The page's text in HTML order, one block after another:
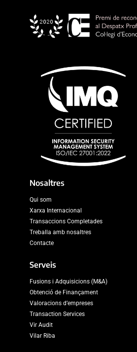
Nosaltres
Qui som
Xarxa Internacional
Transaccions Completades
Treballa amb nosaltres
Contacte
Serveis
Fusions i Adquisicions (M&A)
Obtenció de Finançament
Valoracions d’empreses
Transaction Services
Vir Audit
Vilar Riba